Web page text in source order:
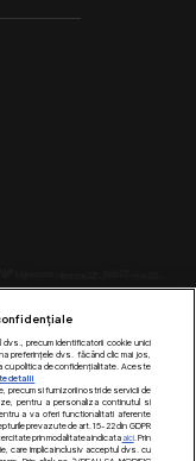
precum identificatorii cookie unici
preferințele dvs. făcând clic mai jos,
cu politica de confidențialitate. Aceste
detalii
precum si furnizorii nostri de servicii de
pentru a personaliza continutul si
a va oferi functionalitati aferente
prevazute de art. 15-22 din GDPR
prin modalitatea indicataaici. Prin
care implica inclusiv acceptul dvs. cu